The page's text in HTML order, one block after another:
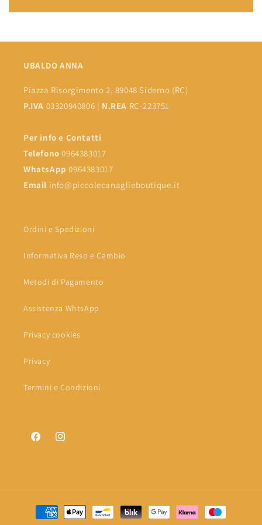
UBALDO ANNA
Piazza Risorgimento 2, 89048 Siderno (RC)
P.IVA 03320940806 | N.REA RC-223751
Per info e Contatti
Telefono 0964383017
WhatsApp0964383017
Email info@piccolecanaglieboutique.it
Ordini e Spedizioni
Informativa Reso e Cambio
Metodi di Pagamento
Assistenza WhtsApp
Privacy cookies
Privacy
Termini e Condizioni
FacebookInstagram
Metodi